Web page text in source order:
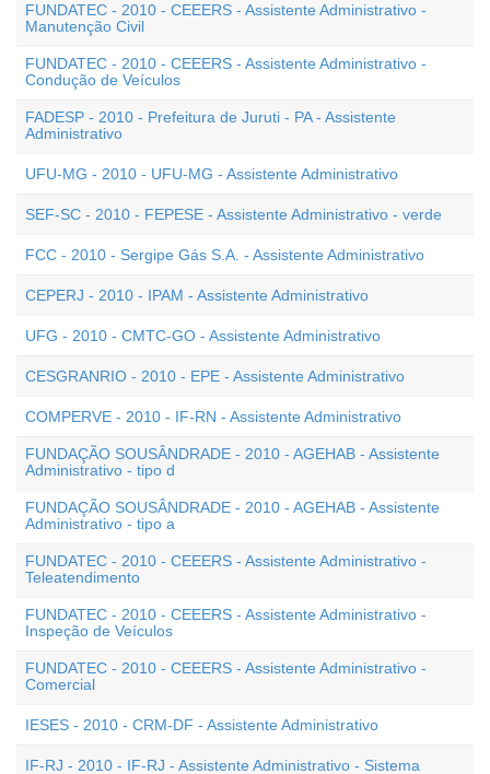
FUNDATEC - 2010 - CEEERS - Assistente Administrativo -
Manutenção Civil
FUNDATEC - 2010 - CEEERS - Assistente Administrativo -
Condução de Veículos
FADESP - 2010 - Prefeitura de Juruti - PA - Assistente
Administrativo
UFU-MG - 2010 - UFU-MG - Assistente Administrativo
SEF-SC - 2010 - FEPESE - Assistente Administrativo - verde
FCC - 2010 - Sergipe Gás S.A. - Assistente Administrativo
CEPERJ - 2010 - IPAM - Assistente Administrativo
UFG - 2010 - CMTC-GO - Assistente Administrativo
CESGRANRIO - 2010 - EPE - Assistente Administrativo
COMPERVE - 2010 - IF-RN - Assistente Administrativo
FUNDAÇÃO SOUSÂNDRADE - 2010 - AGEHAB - Assistente
Administrativo - tipo d
FUNDAÇÃO SOUSÂNDRADE - 2010 - AGEHAB - Assistente
Administrativo - tipo a
FUNDATEC - 2010 - CEEERS - Assistente Administrativo -
Teleatendimento
FUNDATEC - 2010 - CEEERS - Assistente Administrativo -
Inspeção de Veículos
FUNDATEC - 2010 - CEEERS - Assistente Administrativo -
Comercial
IESES - 2010 - CRM-DF - Assistente Administrativo
IF-RJ - 2010 - IF-RJ - Assistente Administrativo - Sistema